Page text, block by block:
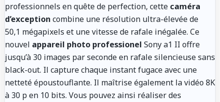
professionnels en quête de perfection, cette caméra
d’exception combine une résolution ultra-élevée de
50,1 mégapixels et une vitesse de rafale inégalée. Ce
nouvel appareil photo professionel Sony a1 II offre
jusqu’à 30 images par seconde en rafale silencieuse sans
black-out. Il capture chaque instant fugace avec une
netteté époustouflante. Il maîtrise également la vidéo 8K
à 30 p en 10 bits. Vous pouvez ainsi réaliser des